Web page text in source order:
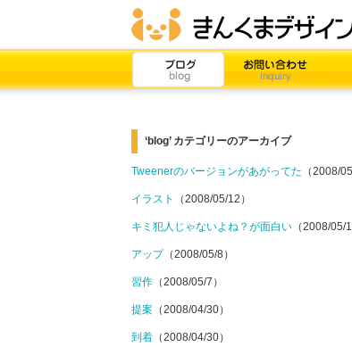
‘blog’ カテゴリーのアーカイブ
Tweenerのバージョンがあがってた （2008/
イラスト （2008/05/12）
キミ犯人じゃないよね？が面白い （2008/05/
アップ（2008/05/8）
習作 （2008/05/7）
提案 （2008/04/30）
到着 （2008/04/30）